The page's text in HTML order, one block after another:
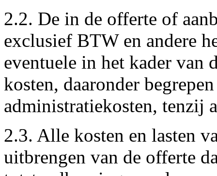
2.2. De in de offerte of
exclusief BTW en andere
eventuele in het kader van
kosten, daaronder
administratiekosten, tenzij
2.3. Alle kosten en lasten
uitbrengen van de offerte